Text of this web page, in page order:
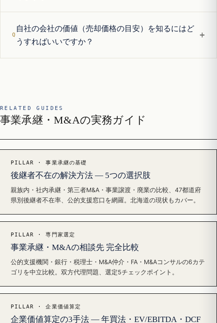
自社の会社の価値（売却価格の目安）を知るにはど
うすればいいですか？
+
RELATED GUIDES
事業承継・M&Aの実務ガイド
PILLAR · 事業承継の基礎
後継者不在の解決方法 — 5つの選択肢
親族内・社内承継・第三者M&A・事業譲渡・廃業の比較、47都道府
県別後継者不在率、公的支援窓口を網羅。北海道の現状もカバー。
PILLAR · 専門家選定
事業承継・M&Aの相談先 完全比較
公的支援機関・銀行・税理士・M&A仲介・FA・M&Aコンサルの6カテ
ゴリを中立比較。双方代理問題、選定5チェックポイント。
PILLAR · 企業価値算定
企業価値算定の3手法 — 年買法・EV/EBITDA・DCF